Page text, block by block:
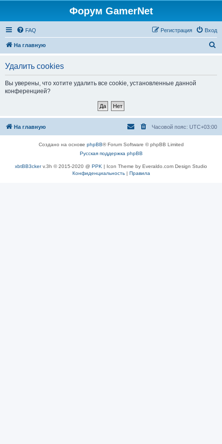
Форум GamerNet
FAQ Вход
Регистрация
На главную
Удалить cookies
Вы уверены, что хотите удалить все cookie, установленные данной
конференцией?
На главную Часовой пояс: UTC+03:00
Создано на основе phpBB® Forum Software © phpBB Limited
Русская поддержка phpBB
xbtBB3ckerv.3h © 2015-2020 @ PPK | Icon Theme by Everaldo.com Design Studio
Конфиденциальность| Правила